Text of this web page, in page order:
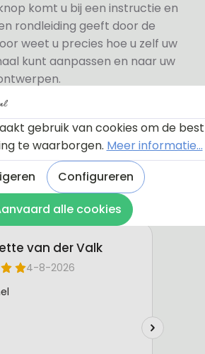
komt u bij een instructie en
rondleiding geeft door de
weet u precies hoe u zelf uw
kunt aanpassen en naar uw
gebruik van cookies om de best
te waarborgen. Meer informatie...
Configureren
alle cookies